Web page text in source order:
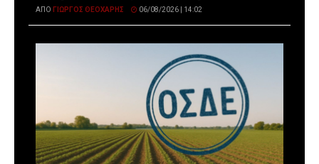
ΑΠΌ ΓΙΏΡΓΟΣ ΘΕΟΧΆΡΗΣ 06/08/2026 | 14:02